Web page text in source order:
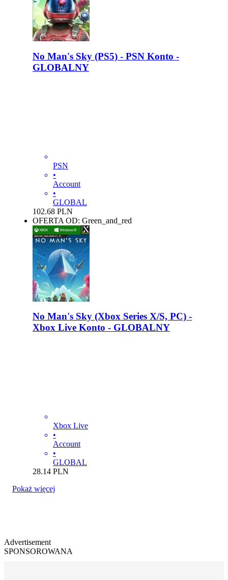
No Man's Sky (PS5) - PSN Konto -
GLOBALNY
PSN
•
Account
•
GLOBAL
102.68 PLN
OFERTA OD: Green_and_red
No Man's Sky (Xbox Series X/S, PC) -
Xbox Live Konto - GLOBALNY
Xbox Live
•
Account
•
GLOBAL
28.14 PLN
Pokaż więcej
Advertisement
SPONSOROWANA